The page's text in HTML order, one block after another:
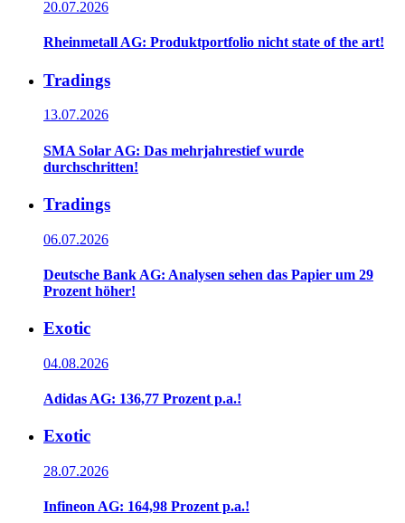
20.07.2026
Rheinmetall AG: Produktportfolio nicht state of the art!
Tradings
13.07.2026
SMA Solar AG: Das mehrjahrestief wurde
durchschritten!
Tradings
06.07.2026
Deutsche Bank AG: Analysen sehen das Papier um 29
Prozent höher!
Exotic
04.08.2026
Adidas AG: 136,77 Prozent p.a.!
Exotic
28.07.2026
Infineon AG: 164,98 Prozent p.a.!